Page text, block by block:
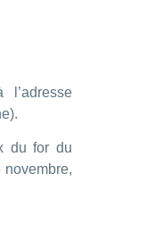
du for du
novembre,